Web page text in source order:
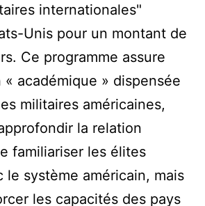
internationales"
Unis pour un montant de
Ce programme assure
académique » dispensée
militaires américaines,
la relation
familiariser les élites
le système américain, mais
les capacités des pays